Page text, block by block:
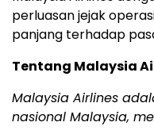
perluasan jejak
panjang terhadap
Tentang Malaysia
Malaysia Airlines
nasional Malaysia,